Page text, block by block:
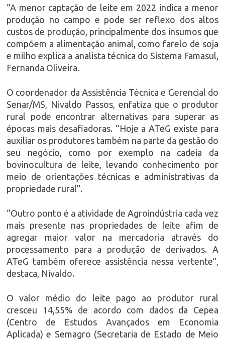
“A menor captação de leite em 2022 indica a menor
produção no campo e pode ser reflexo dos altos
custos de produção, principalmente dos insumos que
compõem a alimentação animal, como farelo de soja
e milho explica a analista técnica do Sistema Famasul,
Fernanda Oliveira.
O coordenador da Assistência Técnica e Gerencial do
Senar/MS, Nivaldo Passos, enfatiza que o produtor
rural pode encontrar alternativas para superar as
épocas mais desafiadoras. “Hoje a ATeG existe para
auxiliar os produtores também na parte da gestão do
seu negócio, como por exemplo na cadeia da
bovinocultura de leite, levando conhecimento por
meio de orientações técnicas e administrativas da
propriedade rural”.
“Outro ponto é a atividade de Agroindústria cada vez
mais presente nas propriedades de leite afim de
agregar maior valor na mercadoria através do
processamento para a produção de derivados. A
ATeG também oferece assistência nessa vertente”,
destaca, Nivaldo.
O valor médio do leite pago ao produtor rural
cresceu 14,55% de acordo com dados da Cepea
(Centro de Estudos Avançados em Economia
Aplicada) e Semagro (Secretaria de Estado de Meio